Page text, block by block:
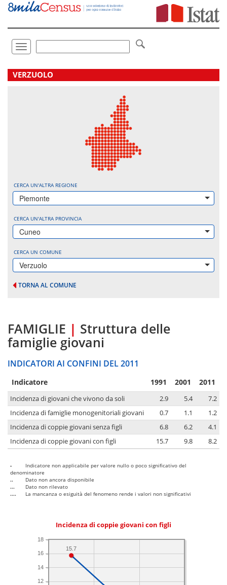
Vai
direttamente
Toggle
navigation
.
VERZUOLO
CERCA UN'ALTRA REGIONE
Piemonte
CERCA UN'ALTRA PROVINCIA
Cuneo
CERCA UN COMUNE
Verzuolo
TORNA AL COMUNE
FAMIGLIE | Struttura delle
famiglie giovani
INDICATORI AI CONFINI DEL 2011
Indicatore 1991 2001 2011
Incidenza di giovani che vivono da soli 2.9 5.4
7.2
Incidenza di famiglie monogenitoriali giovani
0.7 1.1
1.2
Incidenza di coppie giovani senza figli
6.8 6.2
4.1
Incidenza di coppie giovani con figli
15.7 9.8 8.2
-
Indicatore non applicabile per valore nullo o poco significativo del
denominatore
..
Dato non ancora disponibile
...
Dato non rilevato
....
La mancanza o esiguità del fenomeno rende i valori non significativi
Incidenza di coppie giovani con figli
12
14
16
18
15.7